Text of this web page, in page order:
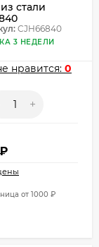
стали
CJH66840
3 НЕДЕЛИ
нравится: 0
+
от 1000 ₽